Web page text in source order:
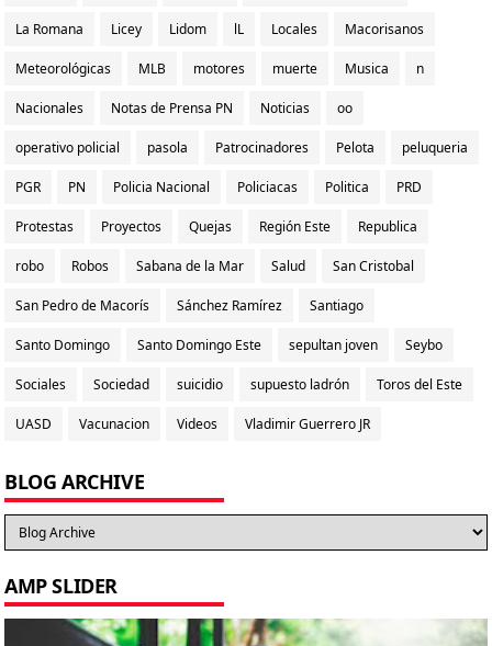
La Romana Licey Lidom lL Locales Macorisanos
Meteorológicas MLB motores muerte Musica n
Nacionales Notas de Prensa PN Noticias oo
operativo policial pasola Patrocinadores Pelota peluqueria
PGR PN Policia Nacional Policiacas Politica PRD
Protestas Proyectos Quejas Región Este Republica
robo Robos Sabana de la Mar Salud San Cristobal
San Pedro de Macorís Sánchez Ramírez Santiago
Santo Domingo Santo Domingo Este sepultan joven Seybo
Sociales Sociedad suicidio supuesto ladrón Toros del Este
UASD Vacunacion Videos Vladimir Guerrero JR
BLOG ARCHIVE
AMP SLIDER